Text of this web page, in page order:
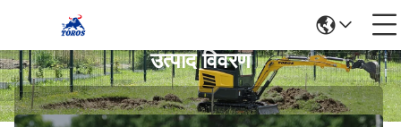
उत्पाद विवरण